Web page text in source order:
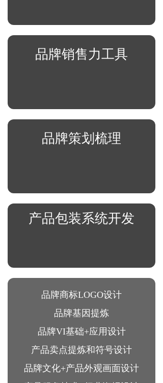
品牌商标LOGO设计
品牌基因提炼
品牌VI基础+应用设计
产品卖点提炼和符号设计
品牌文化+产品外观画面设计
产品包装系统开发
品牌销售力工具
品牌策划梳理